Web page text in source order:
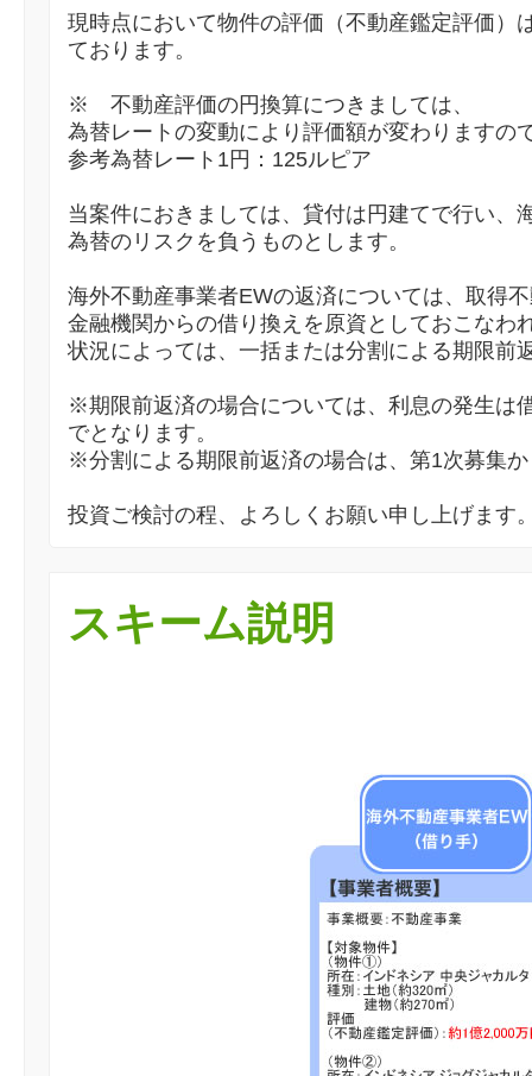
現時点において物件の評価（不動産鑑定評価）
ております。
※ 不動産評価の円換算につきましては、
為替レートの変動により評価額が変わりますの
参考為替レート1円：125ルピア
当案件におきましては、貸付は円建てで行い、
為替のリスクを負うものとします。
海外不動産事業者EWの返済については、取得
金融機関からの借り換えを原資としておこなわ
状況によっては、一括または分割による期限前
※期限前返済の場合については、利息の発生は
でとなります。
※分割による期限前返済の場合は、第1次募集
投資ご検討の程、よろしくお願い申し上げます
スキーム説明